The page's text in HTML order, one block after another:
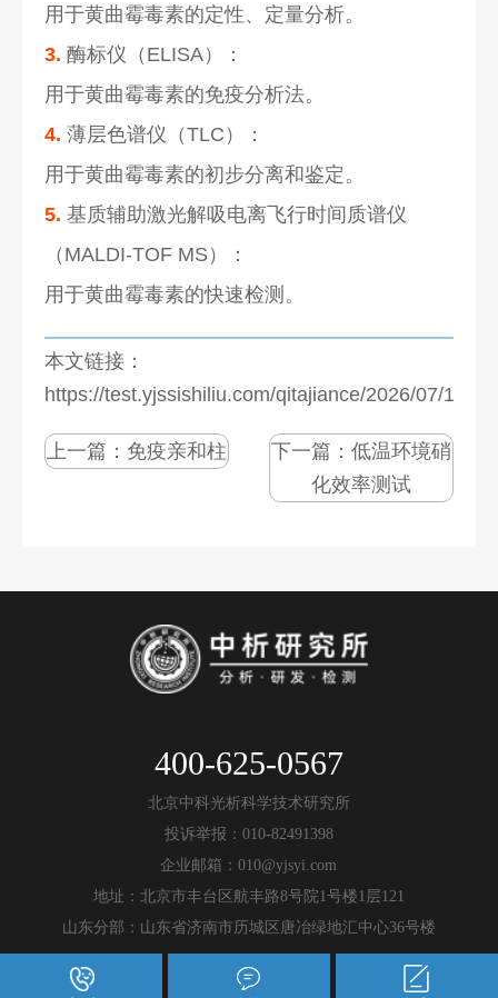
用于黄曲霉毒素的定性、定量分析。
3. 酶标仪（ELISA）：
用于黄曲霉毒素的免疫分析法。
4. 薄层色谱仪（TLC）：
用于黄曲霉毒素的初步分离和鉴定。
5. 基质辅助激光解吸电离飞行时间质谱仪
（MALDI-TOF MS）：
用于黄曲霉毒素的快速检测。
本文链接：
https://test.yjssishiliu.com/qitajiance/2026/07/
上一篇： 免疫亲和柱 下一篇：低温环境硝
化效率测试
400-625-0567
北京中科光析科学技术研究所
投诉举报：010-82491398
企业邮箱：010@yjsyi.com
地址：北京市丰台区航丰路8号院1号楼1层121
山东分部：山东省济南市历城区唐冶绿地汇中心36号楼